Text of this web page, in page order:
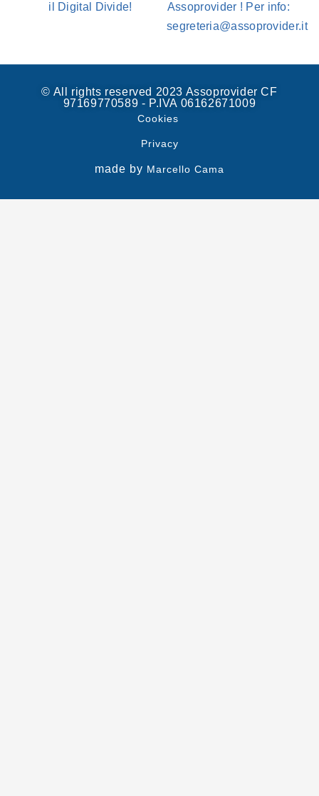
il Digital Divide!
Assoprovider ! Per info:
segreteria@assoprovider.it
© All rights reserved 2023 Assoprovider CF
97169770589 - P.IVA 06162671009
Cookies
Privacy
made by Marcello Cama